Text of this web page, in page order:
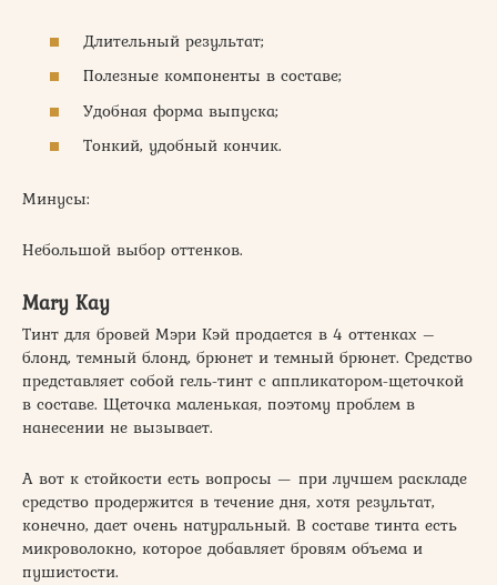
Длительный результат;
Полезные компоненты в составе;
Удобная форма выпуска;
Тонкий, удобный кончик.
Минусы:
Небольшой выбор оттенков.
Mary Kay
Тинт для бровей Мэри Кэй продается в 4 оттенках –
блонд, темный блонд, брюнет и темный брюнет. Средство
представляет собой гель-тинт с аппликатором-щеточкой
в составе. Щеточка маленькая, поэтому проблем в
нанесении не вызывает.
А вот к стойкости есть вопросы — при лучшем раскладе
средство продержится в течение дня, хотя результат,
конечно, дает очень натуральный. В составе тинта есть
микроволокно, которое добавляет бровям объема и
пушистости.